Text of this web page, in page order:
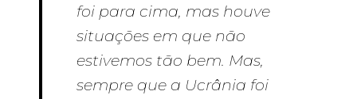
foi para cima, mas houve
situações em que não
estivemos tão bem. Mas,
sempre que a Ucrânia foi